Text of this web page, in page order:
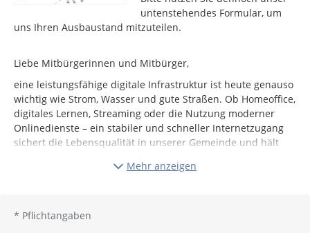
untenstehendes Formular, um
uns Ihren Ausbaustand mitzuteilen.
Liebe Mitbürgerinnen und Mitbürger,
eine leistungsfähige digitale Infrastruktur ist heute genauso
wichtig wie Strom, Wasser und gute Straßen. Ob Homeoffice,
digitales Lernen, Streaming oder die Nutzung moderner
Onlinedienste – ein stabiler und schneller Internetzugang
sichert die Lebensqualität in unserer Gemeinde und hält
Umsetzungsstand vor Ort. Nur so können wir gemeinsam
Mehr anzeigen
* Pflichtangaben